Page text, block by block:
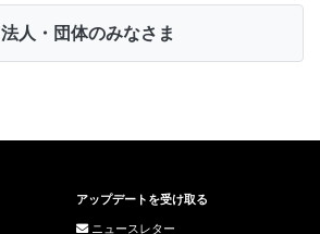
法人・団体のみなさま
アップデートを受け取る
ニュースレター